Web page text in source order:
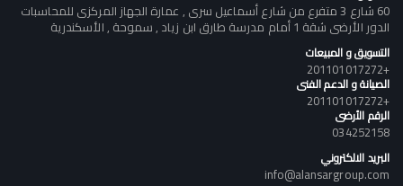
60 شارع 3 متفرع من شارع أسماعيل سرى , عمارة الجهاز المركزى للمحاسبات
الدور الأرضى شقة 1 أمام مدرسة طارق ابن زياد , سموحة , الأسكندرية
التسويق و المبيعات
+201101017272
الصيانة و الدعم الفنى
+201101017272
الرقم الأرضى
034252158
البريد الالكتروني
info@alansargroup.com